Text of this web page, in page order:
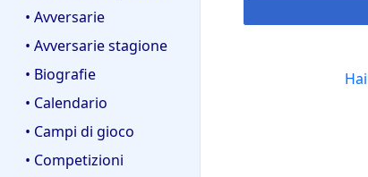
• Avversarie
• Avversarie stagione
• Biografie
• Calendario
• Campi di gioco
• Competizioni